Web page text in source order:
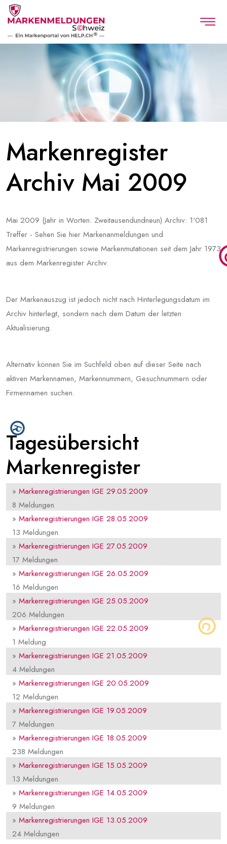
Markenregister
Archiv Mai 2009
Mai 2009 (Jahr in Worten: Zweitausendundneun) Archiv: 1'081
Treffer - Sehen Sie hier Markenanmeldungen und
Markenregistrierungen sowie Markenmutationen seit dem Jahr 1973
aus dem Markenregister Archiv.
Der Markenauszug ist jedoch nicht nach Hinterlegungsdatum im
Archiv hinterlegt, sondern nach dem Datum der letzten
Aktualisierung.
Alternativ können Sie im Suchfeld oben auf dieser Seite nach
aktiven Markennamen, Markennummern, Gesuchnummern oder
Firmennamen suchen.
Tagesübersicht
Markenregister
» Markenregistrierungen IGE 29.05.2009
8 Meldungen
» Markenregistrierungen IGE 28.05.2009
13 Meldungen
» Markenregistrierungen IGE 27.05.2009
17 Meldungen
» Markenregistrierungen IGE 26.05.2009
16 Meldungen
» Markenregistrierungen IGE 25.05.2009
206 Meldungen
» Markenregistrierungen IGE 22.05.2009
1 Meldung
» Markenregistrierungen IGE 21.05.2009
4 Meldungen
» Markenregistrierungen IGE 20.05.2009
12 Meldungen
» Markenregistrierungen IGE 19.05.2009
7 Meldungen
» Markenregistrierungen IGE 18.05.2009
238 Meldungen
» Markenregistrierungen IGE 15.05.2009
13 Meldungen
» Markenregistrierungen IGE 14.05.2009
9 Meldungen
» Markenregistrierungen IGE 13.05.2009
24 Meldungen